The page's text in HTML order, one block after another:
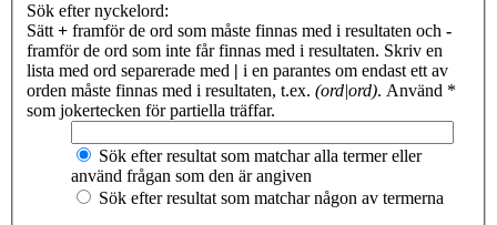
Sök efter nyckelord:
Sätt + framför de ord som måste finnas med i resultaten och -
framför de ord som inte får finnas med i resultaten. Skriv en
lista med ord separerade med | i en parantes om endast ett av
orden måste finnas med i resultaten, t.ex. (ord|ord). Använd *
som jokertecken för partiella träffar.
Sök efter resultat som matchar alla termer eller
använd frågan som den är angiven
Sök efter resultat som matchar någon av termerna